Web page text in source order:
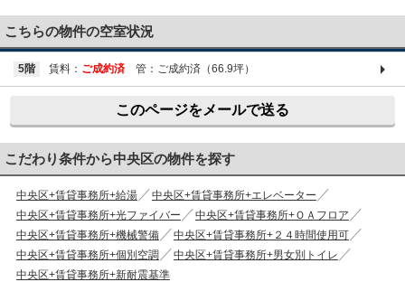
こちらの物件の空室状況
5階 賃料： ご成約済 管：ご成約済（66.9坪）
このページをメールで送る
こだわり条件から中央区の物件を探す
中央区+賃貸事務所+給湯
中央区+賃貸事務所+エレベーター
中央区+賃貸事務所+光ファイバー
中央区+賃貸事務所+ＯＡフロア
中央区+賃貸事務所+機械警備
中央区+賃貸事務所+２４時間使用可
中央区+賃貸事務所+個別空調
中央区+賃貸事務所+男女別トイレ
中央区+賃貸事務所+新耐震基準